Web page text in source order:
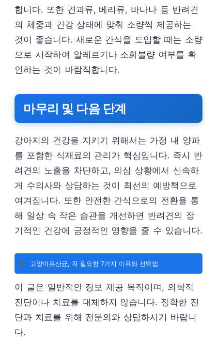
힙니다. 또한 견과류, 베리류, 바나나 등 반려견
의 체중과 건강 상태에 맞춰 소량씩 제공하는
것이 좋습니다. 새로운 간식을 도입할 때는 소량
으로 시작하여 알레르기나 소화불량 여부를 확
인하는 것이 바람직합니다.
마무리 및 다음 단계
강아지의 건강을 지키기 위해서는 가정 내 양파
를 포함한 식재료의 관리가 핵심입니다. 즉시 반
려견의 노출을 차단하고, 의심 상황에서 신속하
게 수의사와 상담하는 것이 최선의 예방책으로
여겨집니다. 또한 안전한 간식으로의 전환을 통
해 일상 속 작은 습관을 개선하면 반려견의 장
기적인 건강에 긍정적인 영향을 줄 수 있습니다.
▶️ 고양이유산균, 꼭 필요한 7가지 이유와 선택법
이 글은 일반적인 정보 제공 목적이며, 의학적
진단이나 치료를 대체하지 않습니다. 정확한 진
단과 치료를 위해 전문의와 상담하시기 바랍니
다.